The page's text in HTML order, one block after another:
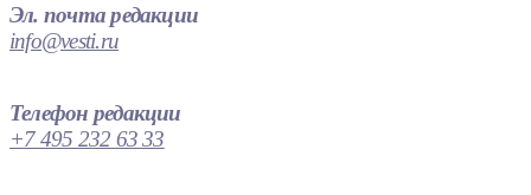
Эл. почта редакции
info@vesti.ru
Телефон редакции
+7 495 232 63 33